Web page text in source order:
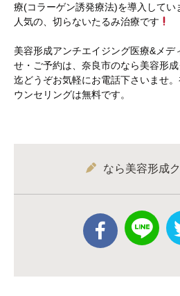
療(コラーゲン誘発療法)を導入してい
人気の、切らないたるみ治療です
美容形成アンチエイジング医療&メデ
せ・ご予約は、奈良市のなら美容形
迄どうぞお気軽にお電話下さいませ
ウンセリングは無料です。
なら美容形成